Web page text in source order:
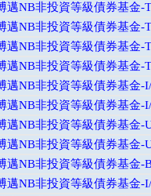
邁NB非投資等級債券基金-
邁NB非投資等級債券基金-
邁NB非投資等級債券基金-
邁NB非投資等級債券基金-
邁NB非投資等級債券基金-
邁NB非投資等級債券基金-
邁NB非投資等級債券基金-
邁NB非投資等級債券基金-
邁NB非投資等級債券基金-
邁NB非投資等級債券基金-